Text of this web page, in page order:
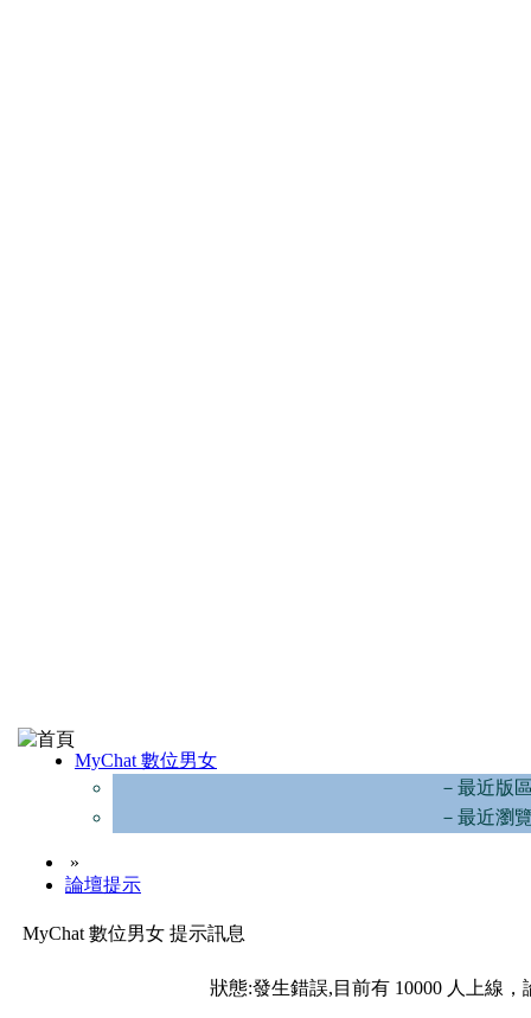
MyChat 數位男女
－最近版
－最近瀏
»
論壇提示
MyChat 數位男女 提示訊息
狀態:發生錯誤,目前有 10000 人上線